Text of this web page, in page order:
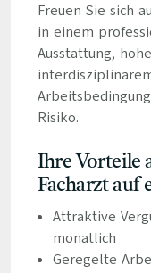
Freuen Sie sich
in einem
Ausstattung,
Risiko.
Ihre Vorteile
Facharzt auf
Attraktive
monatlich
Geregelte